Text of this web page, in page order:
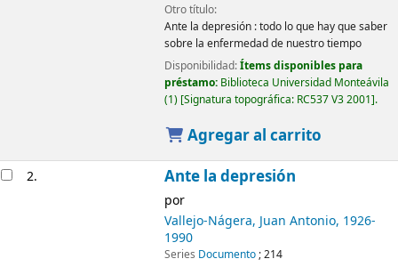
Otro título:
Ante la depresión : todo lo que hay que saber
sobre la enfermedad de nuestro tiempo
Disponibilidad:Ítems disponibles para
préstamo: Biblioteca Universidad Monteávila
(1) Signatura topográfica: RC537 V3 2001 .
Agregar al carrito
2. Ante la depresión
por
Vallejo-Nágera, Juan Antonio, 1926-
1990
Series Documento; 214